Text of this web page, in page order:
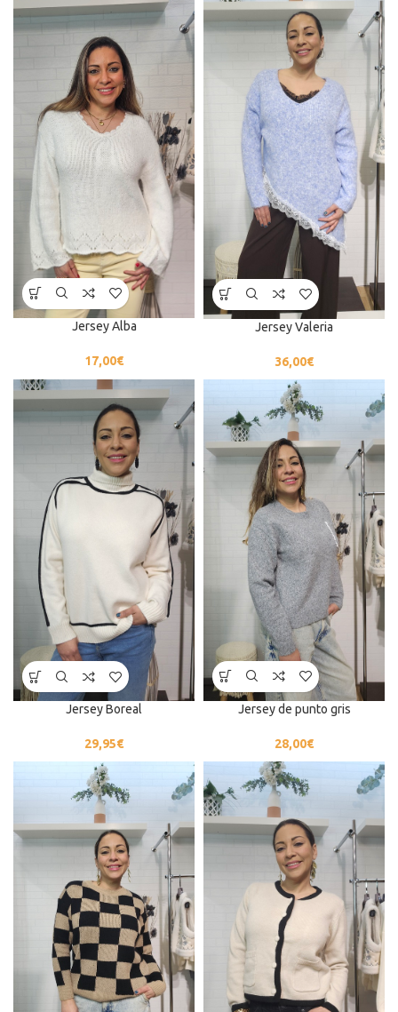
Jersey Alba
17,00€
Jersey Valeria
36,00€
Jersey Boreal
29,95€
Jersey de punto gris
28,00€